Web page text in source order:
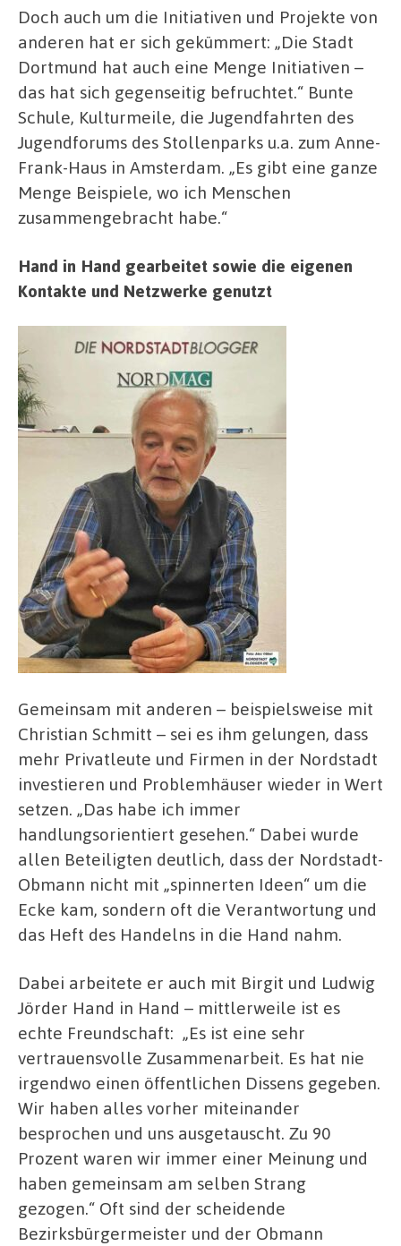
Doch auch um die Initiativen und Projekte von
anderen hat er sich gekümmert: „Die Stadt
Dortmund hat auch eine Menge Initiativen –
das hat sich gegenseitig befruchtet.“ Bunte
Schule, Kulturmeile, die Jugendfahrten des
Jugendforums des Stollenparks u.a. zum Anne-
Frank-Haus in Amsterdam. „Es gibt eine ganze
Menge Beispiele, wo ich Menschen
zusammengebracht habe.“
Hand in Hand gearbeitet sowie die eigenen
Kontakte und Netzwerke genutzt
Gemeinsam mit anderen – beispielsweise mit
Christian Schmitt – sei es ihm gelungen, dass
mehr Privatleute und Firmen in der Nordstadt
investieren und Problemhäuser wieder in Wert
setzen. „Das habe ich immer
handlungsorientiert gesehen.“ Dabei wurde
allen Beteiligten deutlich, dass der Nordstadt-
Obmann nicht mit „spinnerten Ideen“ um die
Ecke kam, sondern oft die Verantwortung und
das Heft des Handelns in die Hand nahm.
Dabei arbeitete er auch mit Birgit und Ludwig
Jörder Hand in Hand – mittlerweile ist es
echte Freundschaft: „Es ist eine sehr
vertrauensvolle Zusammenarbeit. Es hat nie
irgendwo einen öffentlichen Dissens gegeben.
Wir haben alles vorher miteinander
besprochen und uns ausgetauscht. Zu 90
Prozent waren wir immer einer Meinung und
haben gemeinsam am selben Strang
gezogen.“ Oft sind der scheidende
Bezirksbürgermeister und der Obmann